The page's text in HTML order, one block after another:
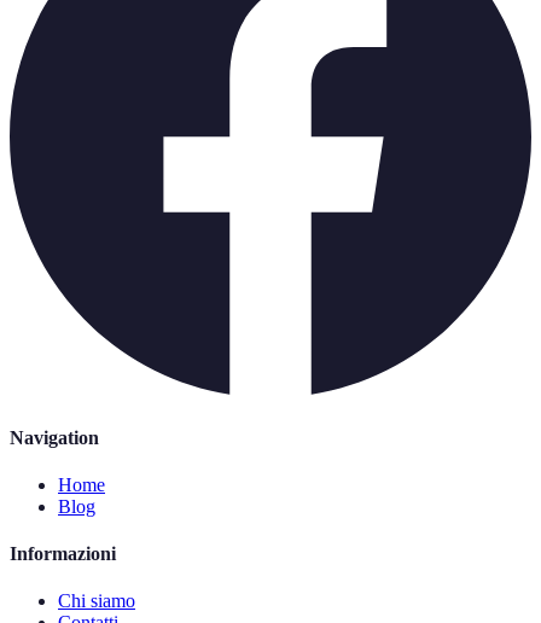
Navigation
Home
Blog
Informazioni
Chi siamo